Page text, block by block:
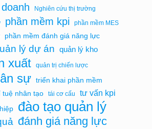
Nghiên cứu thị trường
phần mềm kpi phần mềm MES
phần mềm đánh giá năng lực
lý dự án quản lý kho
xuất quản trị chiến lược
sự triển khai phần mềm
tuệ nhân tạo tái cơ cấu tư vấn kpi
đào tạo quản lý
đánh giá năng lực